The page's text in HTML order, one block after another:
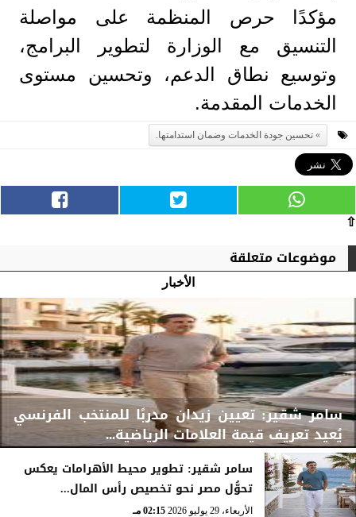
مؤكدًا حرص المنظمة على مواصلة
التنسيق مع الوزارة لتطوير البرامج،
وتوسيع نطاق الدعم، وتحسين مستوى
الخدمات المقدمة.
تحسين جودة الخدمات وضمان استدامتها.
⇧
موضوعات متعلقة
الأخبار
سامر شقير: تعيين زيدان مدربًا للمنتخب الفرنسي
يُعيد تعريف قيمة العلامات الرياضية...
الأربعاء، 29 يوليو 2026 02:25 مـ
سامر شقير: تطوير محيط الأهرامات يعكس
تحوُّل مصر نحو تخصيص رأس المال...
الأربعاء، 29 يوليو 2026 02:15 مـ